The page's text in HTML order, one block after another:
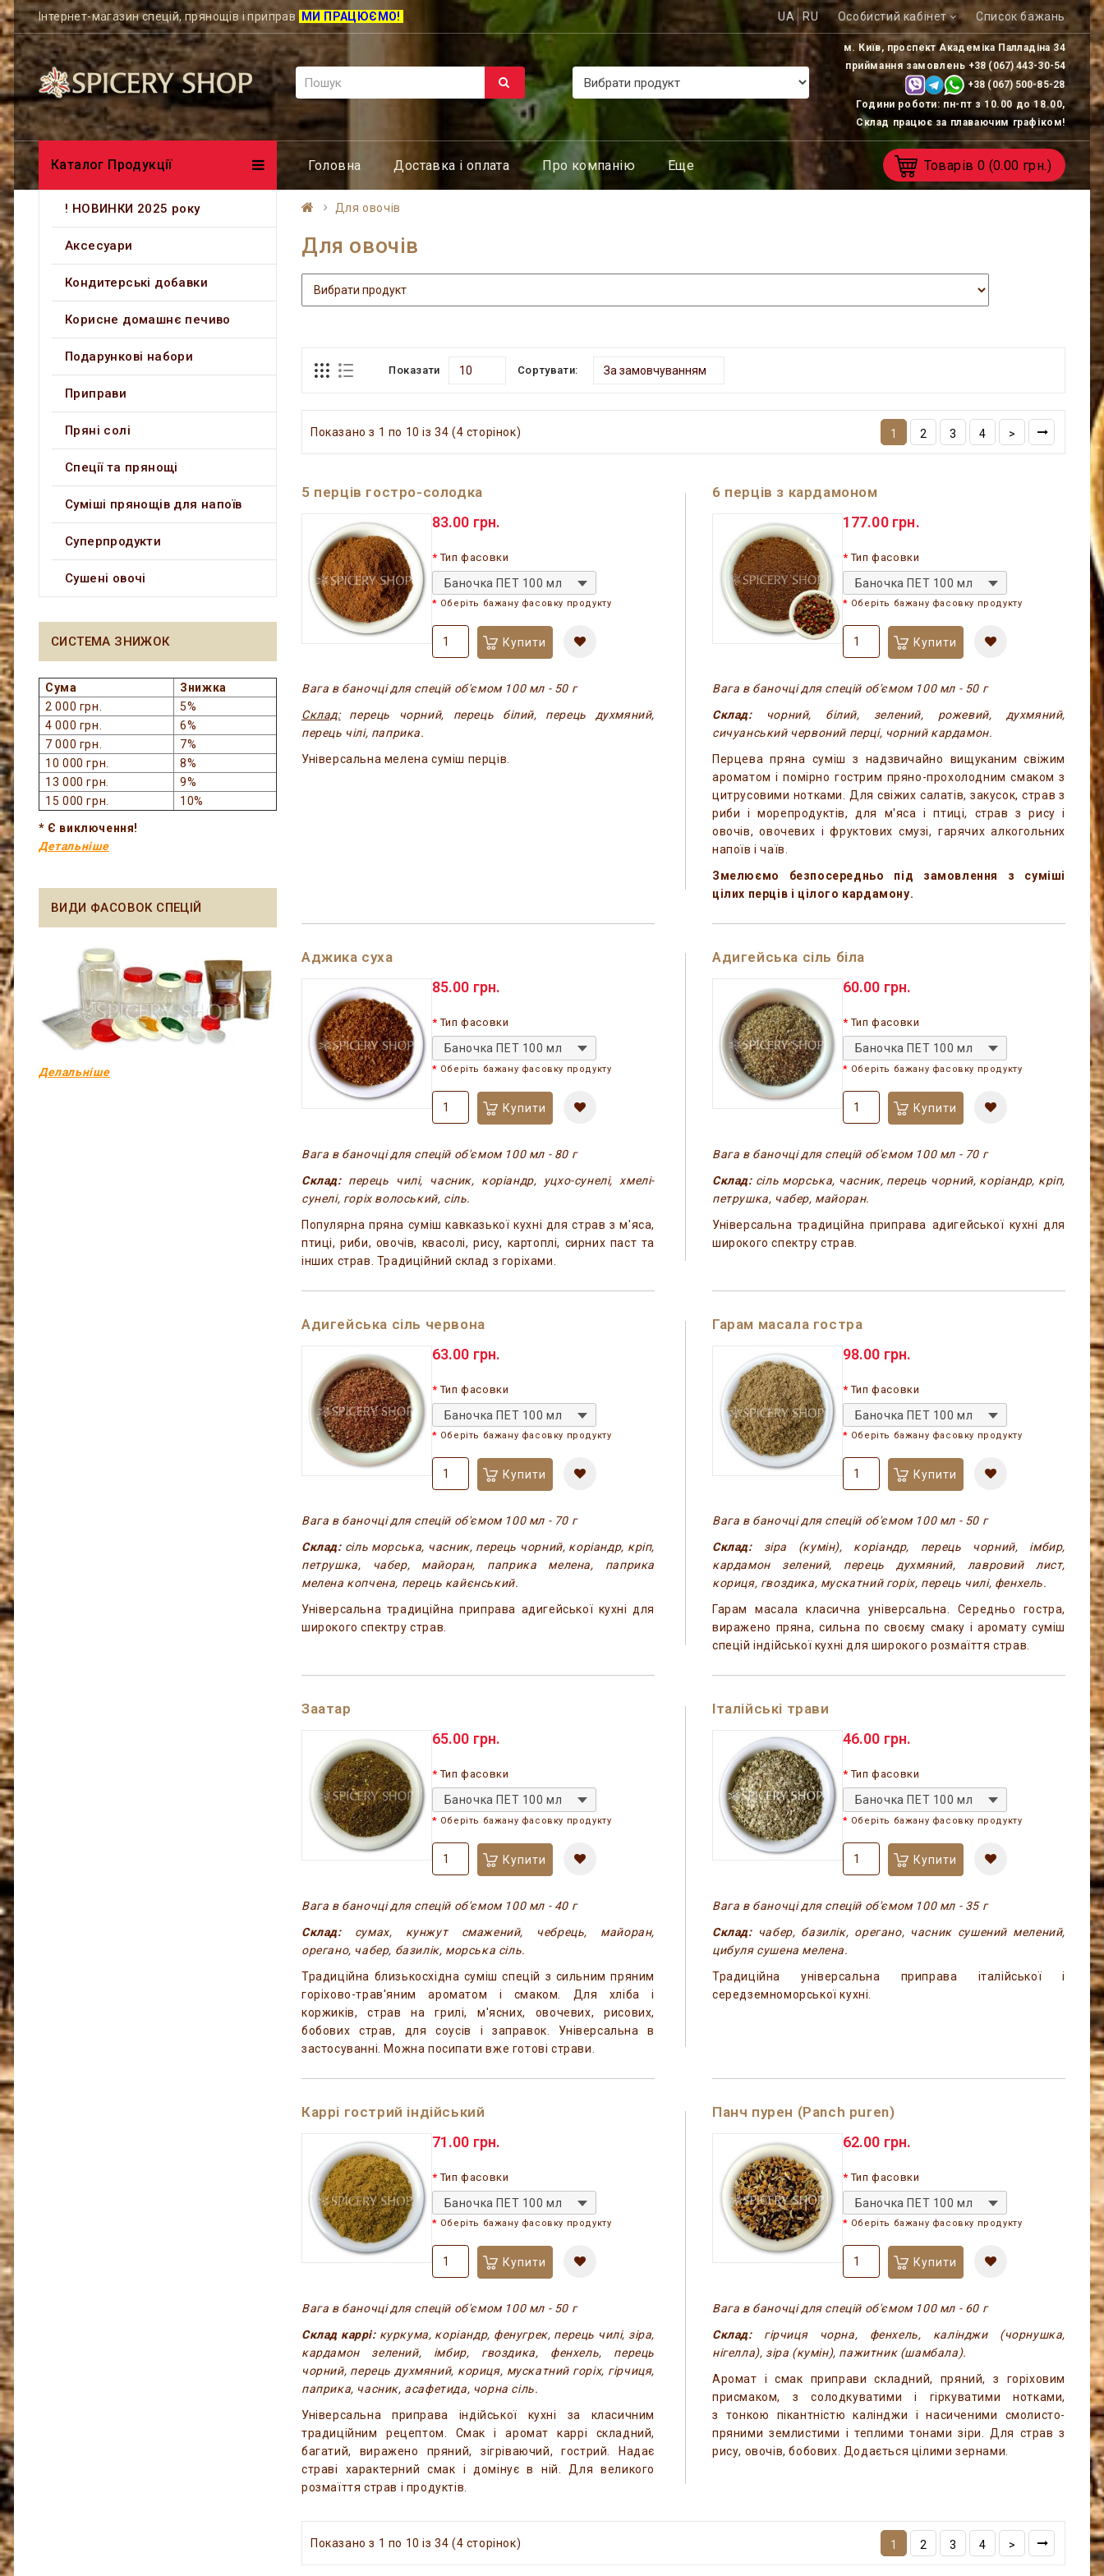
Інтернет-магазин спецій, прянощів і приправ МИ ПРАЦЮЄМО! UA RU Особистий кабінет Список бажань
м. Київ, проспект Академіка Палладіна 34
приймання замовлень +38 (067) 443-30-54
+38 (067) 500-85-28
Години роботи: пн-пт з 10.00 до 18.00,
Склад працює за плаваючим графіком!
Товарів 0 (0.00 грн.)
Головна Доставка і оплата Про компанію Еще
Для овочів
Каталог Продукції
! НОВИНКИ 2025 року
Аксесуари
Кондитерські добавки
Корисне домашнє печиво
Подарункові набори
Приправи
Пряні солі
Спеції та прянощі
Суміші прянощів для напоїв
Суперпродукти
Сушені овочі
СИСТЕМА ЗНИЖОК
Сума
Знижка
2 000 грн.
5%
4 000 грн.
6%
7 000 грн.
7%
10 000 грн.
8%
13 000 грн.
9%
15 000 грн.
10%
* Є виключення!
Детальніше
ВИДИ ФАСОВОК СПЕЦІЙ
Делальніше
Для овочів
Показати Сортувати:
Показано з 1 по 10 із 34 (4 сторінок) 1 2 3 4 >
5 перців гостро-солодка
83.00 грн.
Тип фасовки
Баночка ПЕТ 100 мл
Оберіть бажану фасовку продукту
Купити
Вага в баночці для спецій об'ємом 100 мл - 50 г
Склад:перець чорний, перець білий, перець духмяний,
перець чілі, паприка.
Універсальна мелена суміш перців.
6 перців з кардамоном
177.00 грн.
Тип фасовки
Баночка ПЕТ 100 мл
Оберіть бажану фасовку продукту
Купити
Вага в баночці для спецій об'ємом 100 мл - 50 г
Склад:чорний, білий, зелений, рожевий, духмяний,
сичуанський червоний перці, чорний кардамон.
Перцева пряна суміш з надзвичайно вищуканим свіжим
ароматом і помірно гострим пряно-прохолодним смаком з
цитрусовими нотками. Для свіжих салатів, закусок, страв з
риби і морепродуктів, для м'яса і птиці, страв з рису і
овочів, овочевих і фруктових смузі, гарячих алкогольних
напоїв і чаїв.
Змелюємо безпосередньо під замовлення з суміші
цілих перців і цілого кардамону.
Аджика суха
85.00 грн.
Тип фасовки
Баночка ПЕТ 100 мл
Оберіть бажану фасовку продукту
Купити
Вага в баночці для спецій об'ємом 100 мл - 80 г
Склад:перець чилі, часник, коріандр, уцхо-сунелі, хмелі-
сунелі, горіх волоський, сіль.
Популярна пряна суміш кавказької кухні для страв з м'яса,
птиці, риби, овочів, квасолі, рису, картоплі, сирних паст та
інших страв. Традиційний склад з горіхами.
Адигейська сіль біла
60.00 грн.
Тип фасовки
Баночка ПЕТ 100 мл
Оберіть бажану фасовку продукту
Купити
Вага в баночці для спецій об'ємом 100 мл - 70 г
Склад:сіль морська, часник, перець чорний, коріандр, кріп,
петрушка, чабер, майоран.
Універсальна традиційна приправа адигейської кухні для
широкого спектру страв.
Адигейська сіль червона
63.00 грн.
Тип фасовки
Баночка ПЕТ 100 мл
Оберіть бажану фасовку продукту
Купити
Вага в баночці для спецій об'ємом 100 мл - 70 г
Склад:сіль морська, часник, перець чорний, коріандр, кріп,
петрушка, чабер, майоран, паприка мелена, паприка
мелена копчена, перець кайєнський.
Універсальна традиційна приправа адигейської кухні для
широкого спектру страв.
Гарам масала гостра
98.00 грн.
Тип фасовки
Баночка ПЕТ 100 мл
Оберіть бажану фасовку продукту
Купити
Вага в баночці для спецій об'ємом 100 мл - 50 г
Склад:зіра (кумін), коріандр, перець чорний, імбир,
кардамон зелений, перець духмяний, лавровий лист,
кориця, гвоздика, мускатний горіх, перець чилі, фенхель.
Гарам масала класична універсальна. Середньо гостра,
виражено пряна, сильна по своєму смаку і аромату суміш
спецій індійської кухні для широкого розмаїття страв.
Заатар
65.00 грн.
Тип фасовки
Баночка ПЕТ 100 мл
Оберіть бажану фасовку продукту
Купити
Вага в баночці для спецій об'ємом 100 мл - 40 г
Склад:сумах, кунжут смажений, чебрець, майоран,
орегано, чабер, базилік, морська сіль.
Традиційна близькосхідна суміш спецій з сильним пряним
горіхово-трав'яним ароматом і смаком. Для хліба і
коржиків, страв на грилі, м'ясних, овочевих, рисових,
бобових страв, для соусів і заправок. Універсальна в
застосуванні. Можна посипати вже готові страви.
Італійські трави
46.00 грн.
Тип фасовки
Баночка ПЕТ 100 мл
Оберіть бажану фасовку продукту
Купити
Вага в баночці для спецій об'ємом 100 мл - 35 г
Склад:чабер, базилік, орегано, часник сушений мелений,
цибуля сушена мелена.
Традиційна універсальна приправа італійської і
середземноморської кухні.
Каррі гострий індійський
71.00 грн.
Тип фасовки
Баночка ПЕТ 100 мл
Оберіть бажану фасовку продукту
Купити
Вага в баночці для спецій об'ємом 100 мл - 50 г
Склад каррі:куркума, коріандр, фенугрек, перець чилі, зіра,
кардамон зелений, імбир, гвоздика, фенхель, перець
чорний, перець духмяний, кориця, мускатний горіх, гірчиця,
паприка, часник, асафетида, чорна сіль.
Універсальна приправа індійської кухні за класичним
традиційним рецептом. Смак і аромат каррі складний,
багатий, виражено пряний, зігріваючий, гострий. Надає
страві характерний смак і домінує в ній. Для великого
розмаїття страв і продуктів.
Панч пурен (Panch puren)
62.00 грн.
Тип фасовки
Баночка ПЕТ 100 мл
Оберіть бажану фасовку продукту
Купити
Вага в баночці для спецій об'ємом 100 мл - 60 г
Склад: гірчиця чорна, фенхель, калінджи (чорнушка,
нігелла), зіра (кумін), пажитник (шамбала).
Аромат і смак приправи складний, пряний, з горіховим
присмаком, з солодкуватими і гіркуватими нотками,
з тонкою пікантністю калінджи і насиченими смолисто-
пряними землистими і теплими тонами зіри. Для страв з
рису, овочів, бобових. Додається цілими зернами.
Показано з 1 по 10 із 34 (4 сторінок) 1 2 3 4 >